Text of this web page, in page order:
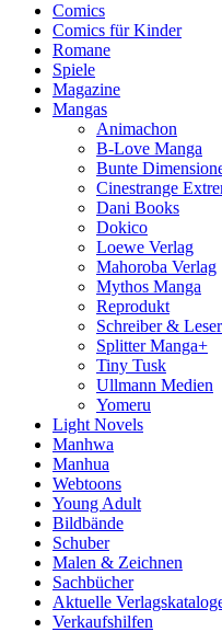
Comics
Comics für Kinder
Romane
Spiele
Magazine
Mangas
Animachon
B-Love Manga
Bunte
Cinestrange
Dani Books
Dokico
Loewe Verlag
Mahoroba Verlag
Mythos Manga
Reprodukt
Schreiber &
Splitter Manga+
Tiny Tusk
Ullmann Medien
Yomeru
Light Novels
Manhwa
Manhua
Webtoons
Young Adult
Bildbände
Schuber
Malen & Zeichnen
Sachbücher
Aktuelle
Verkaufshilfen